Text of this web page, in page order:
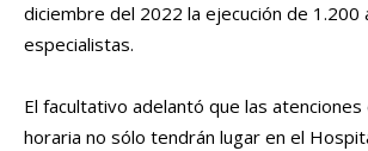
diciembre del 2022 la ejecución de 1.200
especialistas.
El facultativo adelantó que las
horaria no sólo tendrán lugar en el